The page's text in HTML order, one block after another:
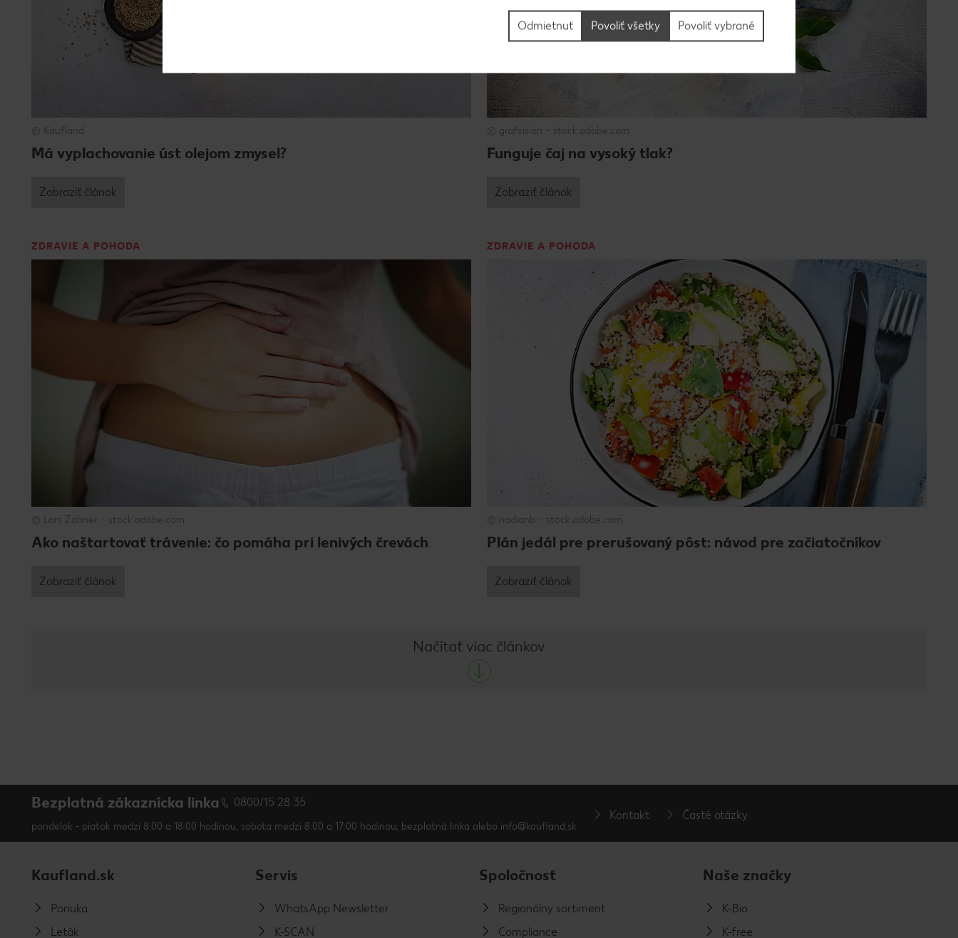
© Kaufland
Má vyplachovanie úst olejom zmysel?
Zobraziť článok
© grafvision – stock.adobe.com
Funguje čaj na vysoký tlak?
Zobraziť článok
ZDRAVIE A POHODA
© Lars Zahner – stock.adobe.com
Ako naštartovať trávenie: čo pomáha pri lenivých črevách
Zobraziť článok
ZDRAVIE A POHODA
© nadianb – stock.adobe.com
Plán jedál pre prerušovaný pôst: návod pre začiatočníkov
Zobraziť článok
Načítať viac článkov
Bezplatná zákaznícka linka 0800/15 28 35
pondelok - piatok medzi 8:00 a 18:00 hodinou, sobota medzi 8:00 a 17:00 hodinou, bezplatná linka alebo info@kaufland.sk
Kontakt Časté otázky
Kaufland.sk
Ponuka
Leták
Servis
WhatsApp Newsletter
K-SCAN
Spoločnosť
Regionálny sortiment
Compliance
Naše značky
K-Bio
K-free
Povoliť vybrané
Odmietnuť Povoliť všetky